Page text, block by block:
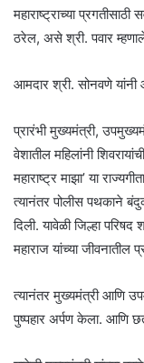
महाराष्ट्राच्या प्रगतीसाठी
ठरेल, असे श्री. पवार
आमदार श्री. सोनवणे
प्रारंभी मुख्यमंत्री,
वेशातील महिलांनी
महाराष्ट्र माझा’ या
त्यानंतर पोलीस पथकाने
दिली. यावेळी जिल्हा परिषद
महाराज यांच्या
त्यानंतर मुख्यमंत्री आणि
पुष्पहार अर्पण केला. आणि